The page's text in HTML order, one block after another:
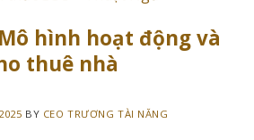
hình hoạt động và
thuê nhà
BY CEO TRƯƠNG TÀI NĂNG